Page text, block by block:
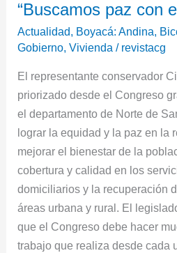
“Buscamos paz con
Actualidad, Boyacá: Andina,
Gobierno,Vivienda / revistacg
El representante conservador
priorizado desde el Congreso
el departamento de Norte de
lograr la equidad y la paz en la
mejorar el bienestar de la
cobertura y calidad en los
domiciliarios y la recuperación
áreas urbana y rural. El
que el Congreso debe hacer
trabajo que realiza desde cada